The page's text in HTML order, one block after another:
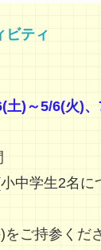
ビティ
土)～5/6(火)、
中学生2名に
持参くだ